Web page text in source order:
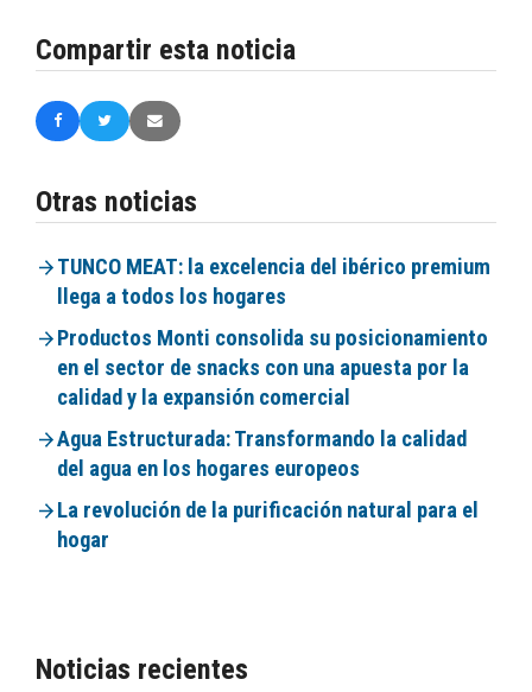
Compartir esta noticia
Otras noticias
TUNCO MEAT: la excelencia del ibérico premium
llega a todos los hogares
Productos Monti consolida su posicionamiento
en el sector de snacks con una apuesta por la
calidad y la expansión comercial
Agua Estructurada: Transformando la calidad
del agua en los hogares europeos
La revolución de la purificación natural para el
hogar
Noticias recientes